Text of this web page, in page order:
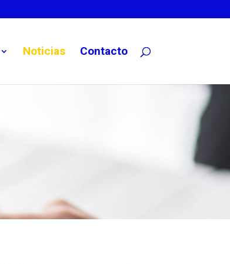
Noticias Contacto